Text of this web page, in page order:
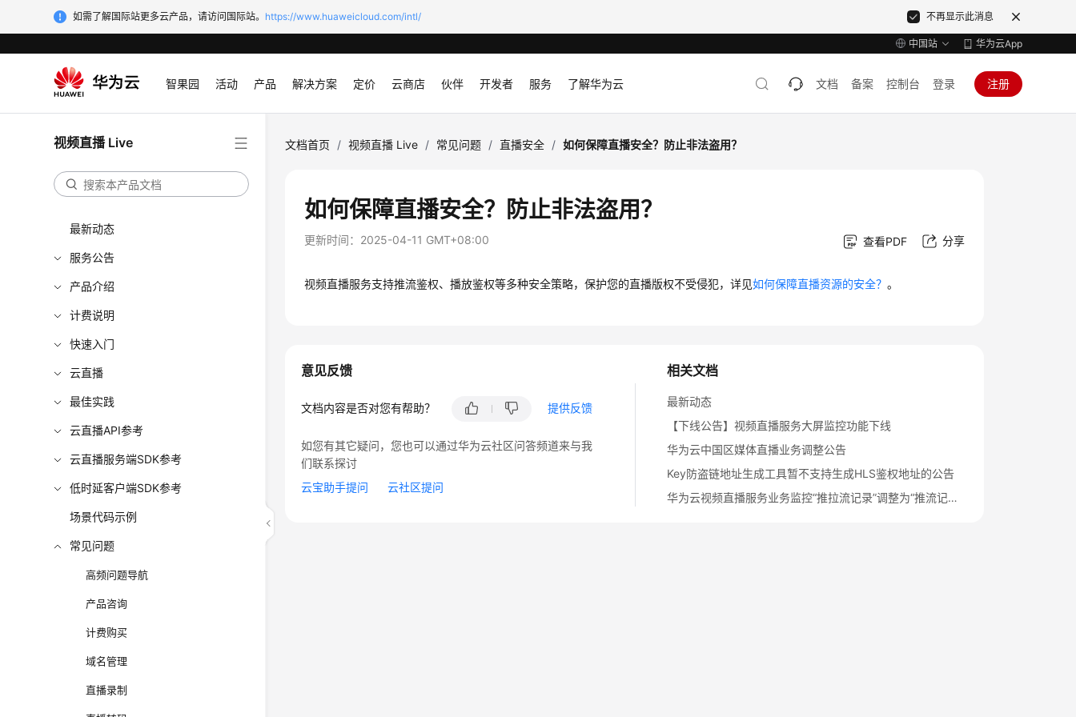
如需了解国际站更多云产品，请访问国际站。 https://www.huaweicloud.com/intl/ 不再显示此消息
中国站 华为云App
智果园 活动 产品 解决方案 定价 云商店 伙伴 开发者 服务 了解华为云 文档 备案 控制台 登录 注册
视频直播 Live
最新动态
服务公告
产品介绍
计费说明
快速入门
云直播
最佳实践
云直播API参考
云直播服务端SDK参考
低时延客户端SDK参考
场景代码示例
常见问题
高频问题导航
产品咨询
计费购买
域名管理
直播录制
文档首页 / 视频直播 Live / 常见问题 / 直播安全 / 如何保障直播安全？防止非法盗用？
如何保障直播安全？防止非法盗用？
更新时间： 2025-04-11 GMT+08:00 查看PDF 分享
视频直播服务支持推流鉴权、播放鉴权等多种安全策略，保护您的直播版权不受侵犯，详见如何保障直播资源的安全？。
相关文档
最新动态
【下线公告】视频直播服务大屏监控功能下线
华为云中国区媒体直播业务调整公告
Key防盗链地址生成工具暂不支持生成HLS鉴权地址的公告
华为云视频直播服务业务监控“推拉流记录”调整为“推流记录”的公告
意见反馈
文档内容是否对您有帮助？ 提供反馈
如您有其它疑问，您也可以通过华为云社区问答频道来与我
们联系探讨
云宝助手提问
云社区提问